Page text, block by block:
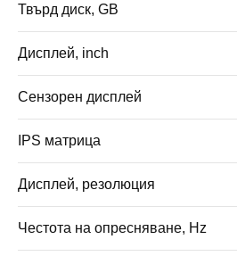
Твърд диск, GB
Дисплей, inch
Сензорен дисплей
IPS матрица
Дисплей, резолюция
Честота на опресняване, Hz